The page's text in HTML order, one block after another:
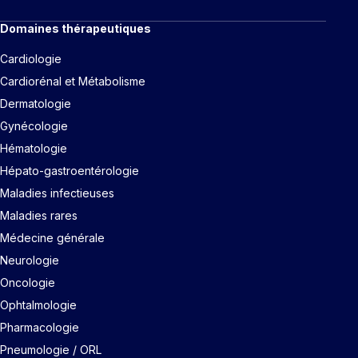
Domaines thérapeutiques
Cardiologie
Cardiorénal et Métabolisme
Dermatologie
Gynécologie
Hématologie
Hépato-gastroentérologie
Maladies infectieuses
Maladies rares
Médecine générale
Neurologie
Oncologie
Ophtalmologie
Pharmacologie
Pneumologie / ORL